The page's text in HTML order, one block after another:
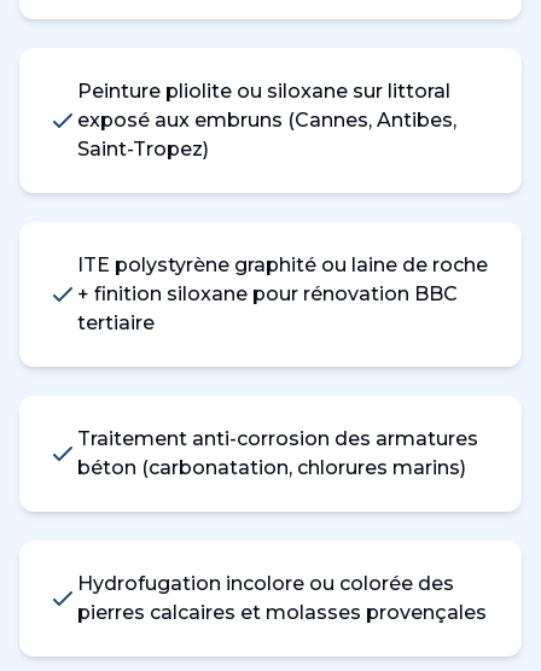
Peinture pliolite ou siloxane sur littoral
exposé aux embruns (Cannes, Antibes,
Saint-Tropez)
ITE polystyrène graphité ou laine de roche
+ finition siloxane pour rénovation BBC
tertiaire
Traitement anti-corrosion des armatures
béton (carbonatation, chlorures marins)
Hydrofugation incolore ou colorée des
pierres calcaires et molasses provençales